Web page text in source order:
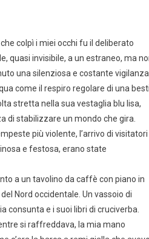
colpì i miei occhi fu il deliberato
quasi invisibile, a un estraneo, ma
una silenziosa e costante vigilanza
come il respiro regolare di una
stretta nella sua vestaglia blu lisa,
di stabilizzare un mondo che gira.
più violente, l’arrivo di visitatori
e festosa, erano state
a un tavolino da caffè con piano in
Nord occidentale. Un vassoio di
e i suoi libri di cruciverba.
si raffreddava, la mia mano